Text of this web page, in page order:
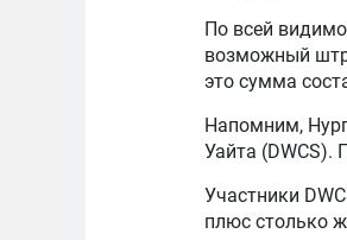
По всей
возможный
это сумма
Напомним,
Уайта (DWCS).
Участники
плюс столько